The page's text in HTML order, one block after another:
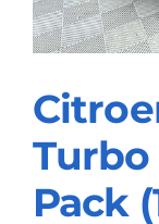
Turbo
Pack